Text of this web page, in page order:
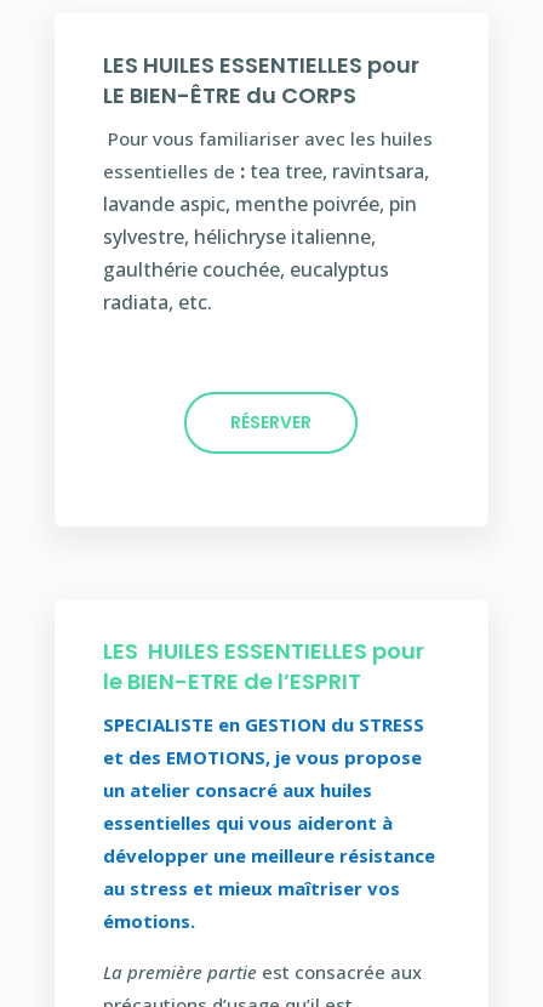
LES HUILES ESSENTIELLES pour
LE BIEN-ÊTRE du CORPS
Pour vous familiariser avec les huiles
essentielles de : tea tree, ravintsara,
lavande aspic, menthe poivrée, pin
sylvestre, hélichryse italienne,
gaulthérie couchée, eucalyptus
radiata, etc.
RÉSERVER
LES HUILES ESSENTIELLES pour
le BIEN-ETRE de l’ESPRIT
SPECIALISTE en GESTION du STRESS
et des EMOTIONS, je vous propose
un atelier consacré aux huiles
essentielles qui vous aideront à
développer une meilleure résistance
au stress et mieux maîtriser vos
émotions.
La première partieest consacrée aux